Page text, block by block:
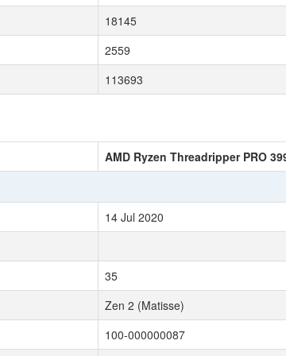
18145
2559
113693
AMD Ryzen Threadripper PRO
14 Jul 2020
35
Zen 2 (Matisse)
100-000000087